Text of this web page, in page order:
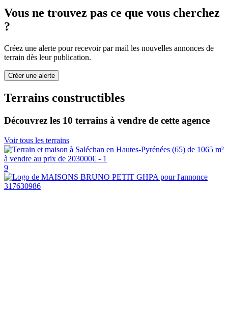
Vous ne trouvez pas ce que vous cherchez
?
Créez une alerte pour recevoir par mail les nouvelles annonces de
terrain dès leur publication.
Créer une alerte
Terrains constructibles
Découvrez les 10 terrains à vendre de cette agence
Voir tous les terrains
9